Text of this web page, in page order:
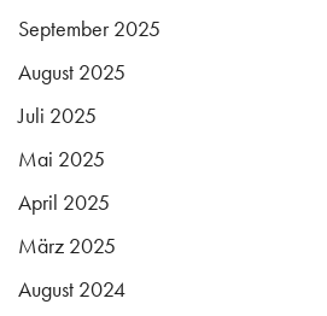
September 2025
August 2025
Juli 2025
Mai 2025
April 2025
März 2025
August 2024